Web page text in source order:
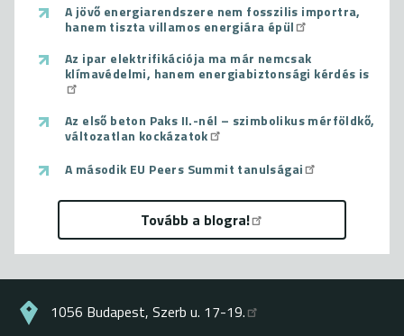
A jövő energiarendszere nem fosszilis importra,
hanem tiszta villamos energiára épül
Az ipar elektrifikációja ma már nemcsak
klímavédelmi, hanem energiabiztonsági kérdés is
Az első beton Paks II.-nél – szimbolikus mérföldkő,
változatlan kockázatok
A második EU Peers Summit tanulságai
Tovább a blogra!
1056 Budapest, Szerb u. 17-19.